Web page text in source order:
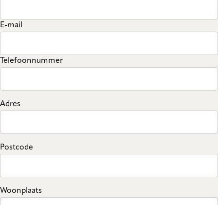
E-mail
Telefoonnummer
Adres
Postcode
Woonplaats